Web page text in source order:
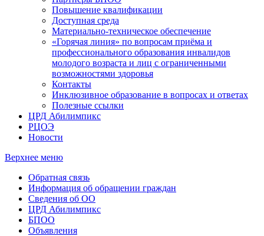
Повышение квалификации
Доступная среда
Материально-техническое обеспечение
«Горячая линия» по вопросам приёма и
профессионального образования инвалидов
молодого возраста и лиц с ограниченными
возможностями здоровья
Контакты
Инклюзивное образование в вопросах и ответах
Полезные ссылки
ЦРД Абилимпикс
РЦОЭ
Новости
Верхнее меню
Обратная связь
Информация об обращении граждан
Сведения об ОО
ЦРД Абилимпикс
БПОО
Объявления